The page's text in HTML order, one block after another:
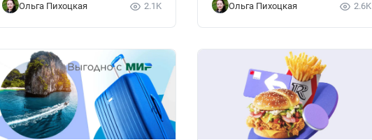
Ольга Пихоцкая 2.1K Ольга Пихоцкая 2.6K